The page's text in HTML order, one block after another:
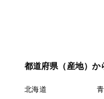
都道府県（産地）か
北海道